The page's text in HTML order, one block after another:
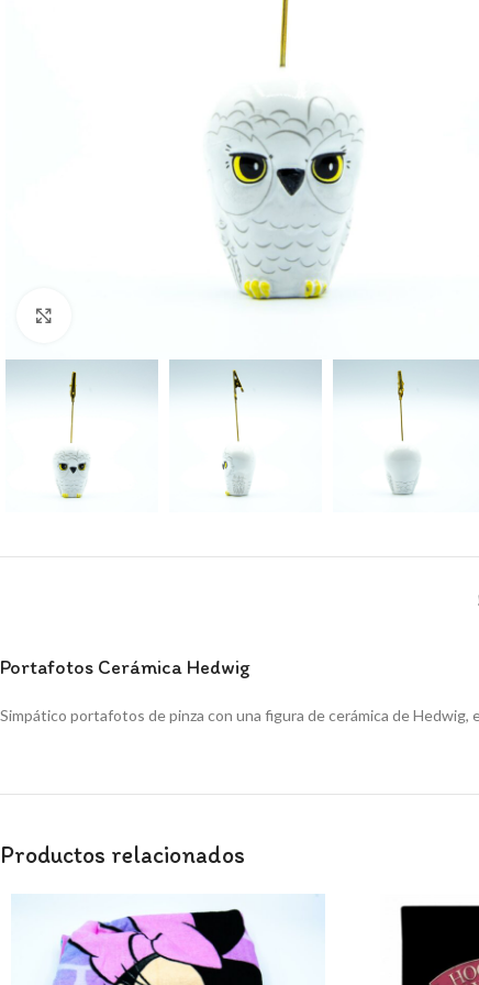
Portafotos Cerámica Hedwig
Simpático portafotos de pinza con una figura de cerámica de Hedwig,
Productos relacionados